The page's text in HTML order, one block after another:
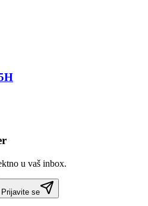
u vaš inbox.
Prijavite se